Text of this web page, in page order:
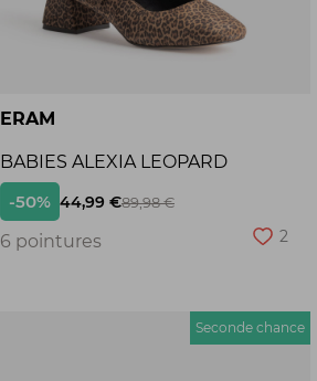
ERAM
BABIES ALEXIA LEOPARD
-50% 44,99 €89,98 €
6 pointures 2
Seconde chance